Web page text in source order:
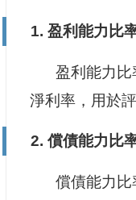
1. 盈利能力比
盈利能力比
淨利率，用於
2. 償債能力比
償債能力比